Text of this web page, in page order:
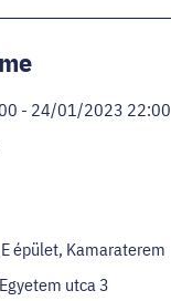
- 24/01/2023 22:00
épület, Kamaraterem
utca 3